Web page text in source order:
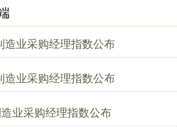
造业采购经理指数公布
造业采购经理指数公布
业采购经理指数公布